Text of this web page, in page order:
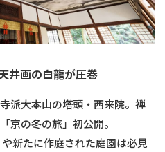
井画の白龍が圧巻
派大本山の塔頭・西来院。禅
京の冬の旅」初公開。
新たに作庭された庭園は必見